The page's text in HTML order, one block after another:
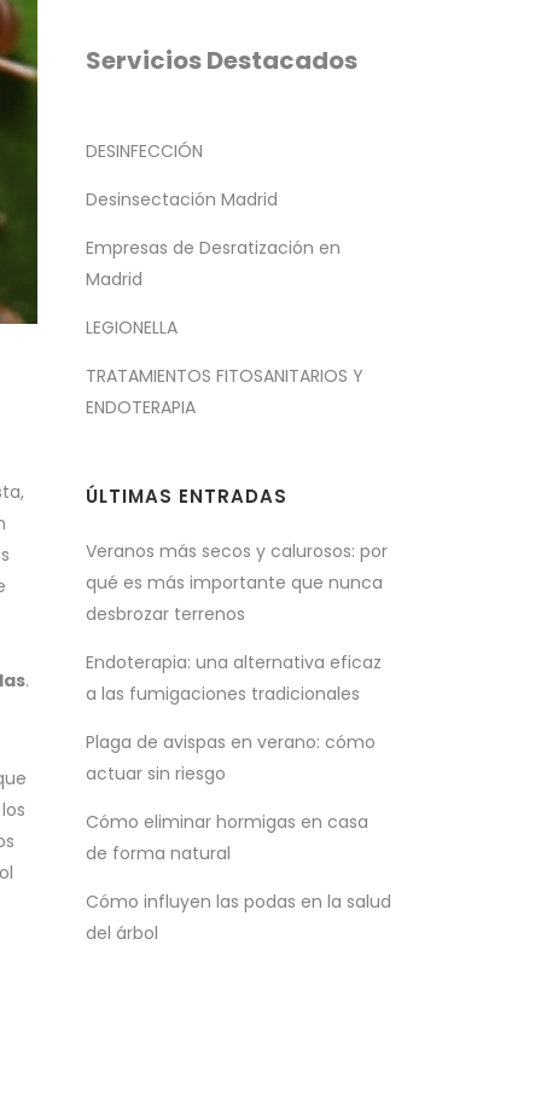
.
Servicios Destacados
DESINFECCIÓN
Desinsectación Madrid
Empresas de Desratización en
Madrid
LEGIONELLA
TRATAMIENTOS FITOSANITARIOS Y
ENDOTERAPIA
ÚLTIMAS ENTRADAS
Veranos más secos y calurosos: por
qué es más importante que nunca
desbrozar terrenos
Endoterapia: una alternativa eficaz
a las fumigaciones tradicionales
Plaga de avispas en verano: cómo
actuar sin riesgo
Cómo eliminar hormigas en casa
de forma natural
Cómo influyen las podas en la salud
del árbol